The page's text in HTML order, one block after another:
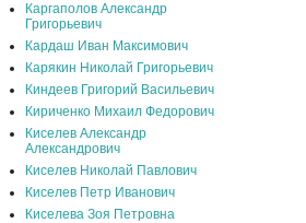
Каргаполов Александр
Григорьевич
Кардаш Иван Максимович
Карякин Николай Григорьевич
Киндеев Григорий Васильевич
Кириченко Михаил Федорович
Киселев Александр
Александрович
Киселев Николай Павлович
Киселев Петр Иванович
Киселева Зоя Петровна